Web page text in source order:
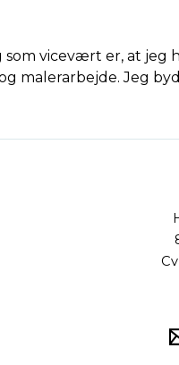
vicevært er, at
malerarbejde. Jeg